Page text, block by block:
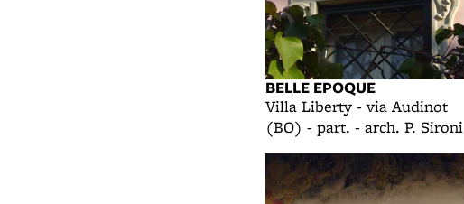
BELLE EPOQUE
Villa Liberty - via Audinot
(BO) - part. - arch. P. Sironi